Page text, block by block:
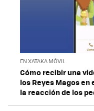
EN XATAKA MÓVIL
Cómo recibir una
los Reyes Magos
la reacción de los